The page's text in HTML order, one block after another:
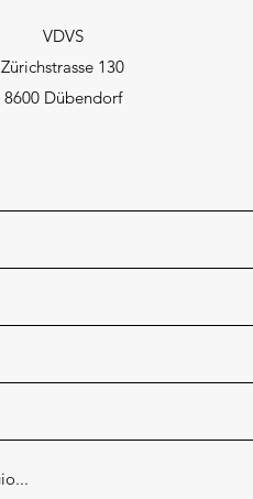
VDVS
Zürichstrasse 130
8600 Dübendorf